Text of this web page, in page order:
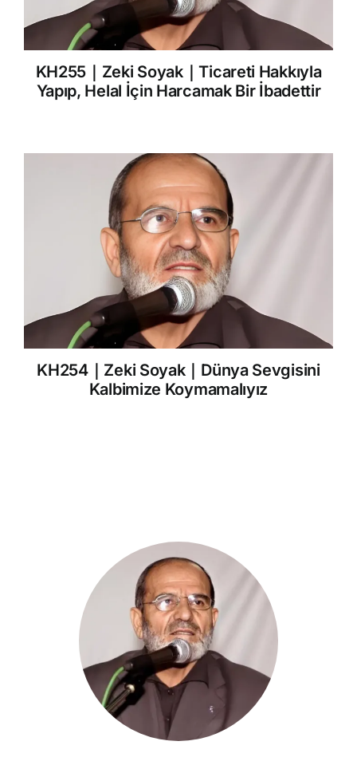
KH255｜Zeki Soyak｜Ticareti Hakkıyla
Yapıp, Helal İçin Harcamak Bir İbadettir
KH254｜Zeki Soyak｜Dünya Sevgisini
Kalbimize Koymamalıyız